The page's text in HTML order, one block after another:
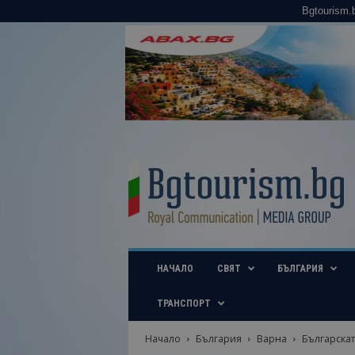
u
i
b
НАЧАЛО СВЯТ БЪЛГАРИЯ
ТРАНСПОРТ
Начало България Варна